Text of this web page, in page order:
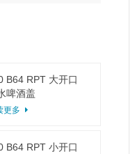
B64 RPT 大开口
啤酒盖
更多
B64 RPT 小开口